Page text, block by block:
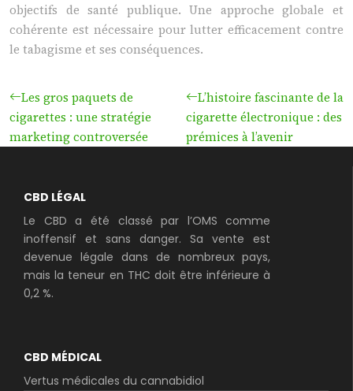
objectifs de santé publique. Une approche globale et
cohérente est nécessaire pour lutter efficacement contre
le tabagisme et ses conséquences.
Les gros paquets de
cigarettes : une stratégie
marketing controversée
L’histoire fascinante de la
cigarette électronique : des
prémices à l’avenir
CBD LÉGAL
Le CBD a été classé par l’OMS comme
inoffensif et sans danger. Sa vente est
devenue légale dans de nombreux pays,
mais la teneur en THC doit être inférieure à
0,2 %.
CBD MÉDICAL
Vertus médicales du cannabidiol